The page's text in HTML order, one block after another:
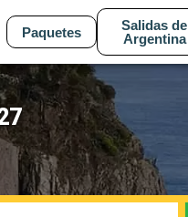
Paquetes
Salidas de
Argentina